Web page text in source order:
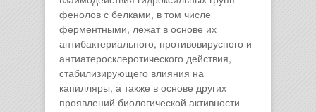
фенолов с белками, в том числе
ферментными, лежат в основе их
антибактериального, противовирусного и
антиатеросклеротического действия,
стабилизирующего влияния на
капилляры, а также в основе других
проявлений биологической активности